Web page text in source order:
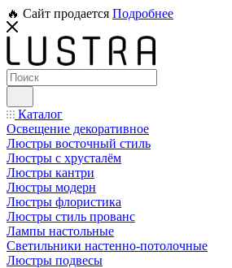
🔥 Сайт продается Подробнее
Каталог
Освещение декоративное
Люстры восточный стиль
Люстры с хрусталём
Люстры кантри
Люстры модерн
Люстры флористика
Люстры стиль прованс
Лампы настольные
Светильники настенно-потолочные
Люстры подвесы